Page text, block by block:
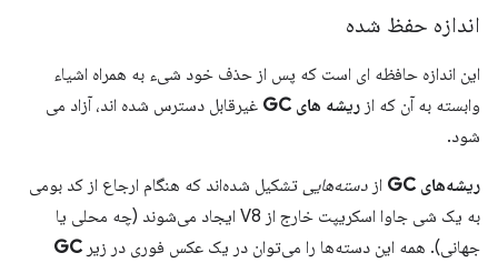
اندازه حفظ شده
این اندازه حافظه ای است که پس از حذف خود شیء به همراه اشیاء
وابسته به آن که از ریشه های GC
غیرقابل دسترس شده اند، آزاد می
شود.
ریشه‌های GC از دسته‌هایی تشکیل شده‌اند که هنگام ارجاع از کد بومی
به یک شی جاوا اسکریپت خارج از V8 ایجاد می‌شوند (چه محلی یا
جهانی). همه این دسته‌ها را می‌توان در یک عکس فوری در زیر GC